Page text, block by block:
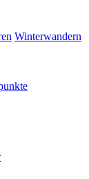
Winterwandern